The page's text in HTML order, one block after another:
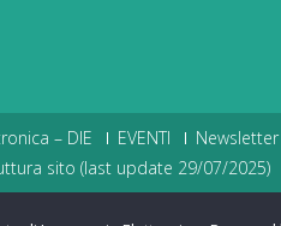
– DIE EVENTI Newsletter
sito (last update 29/07/2025)